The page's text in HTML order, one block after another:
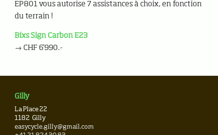
EP801 vous autorise 7 assistances à choix, en fonction
du terrain !
Bixs Sign Carbon E23
→ CHF 6'990.-
Gilly
La Place 22
1182 Gilly
easycycle.gilly@gmail.com